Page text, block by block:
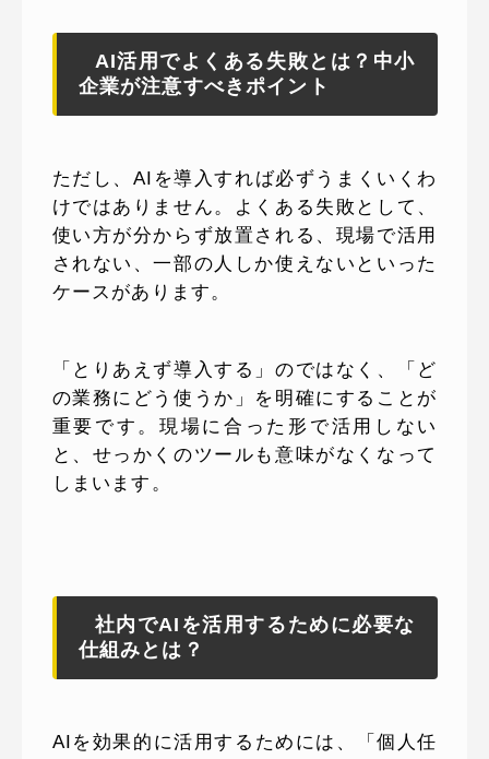
AI活用でよくある失敗とは？中小
企業が注意すべきポイント
ただし、AIを導入すれば必ずうまくいくわ
けではありません。よくある失敗として、
使い方が分からず放置される、現場で活用
されない、一部の人しか使えないといった
ケースがあります。
「とりあえず導入する」のではなく、「ど
の業務にどう使うか」を明確にすることが
重要です。現場に合った形で活用しない
と、せっかくのツールも意味がなくなって
しまいます。
社内でAIを活用するために必要な
仕組みとは？
AIを効果的に活用するためには、「個人任